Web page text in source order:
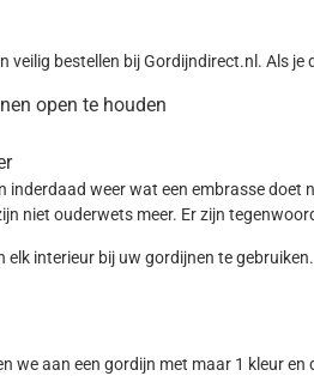
veilig bestellen bij Gordijndirect.nl. Als
open te houden
inderdaad weer wat een embrasse
niet ouderwets meer. Er zijn
elk interieur bij uw gordijnen te gebruiken.
we aan een gordijn met maar 1 kleur en